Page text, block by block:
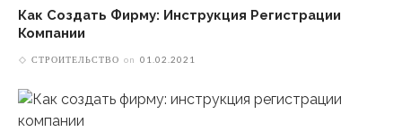
Как Создать Фирму: Инструкция Регистрации
Компании
СТРОИТЕЛЬСТВО on 01.02.2021